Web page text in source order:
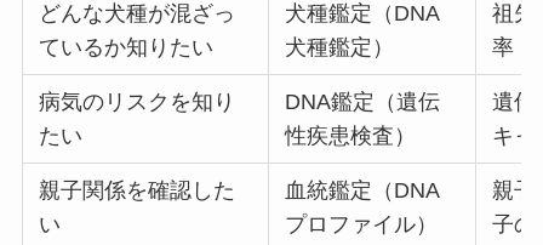
どんな犬種が混ざっ
ているか知りたい
犬種鑑定（DNA
犬種鑑定）
祖先
率・
病気のリスクを知り
たい
DNA鑑定（遺伝
性疾患検査）
遺伝
キャ
親子関係を確認した
い
血統鑑定（DNA
プロファイル）
親子
子の